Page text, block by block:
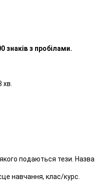
знаків з пробілами.
подаються тези.
навчання, клас/курс.